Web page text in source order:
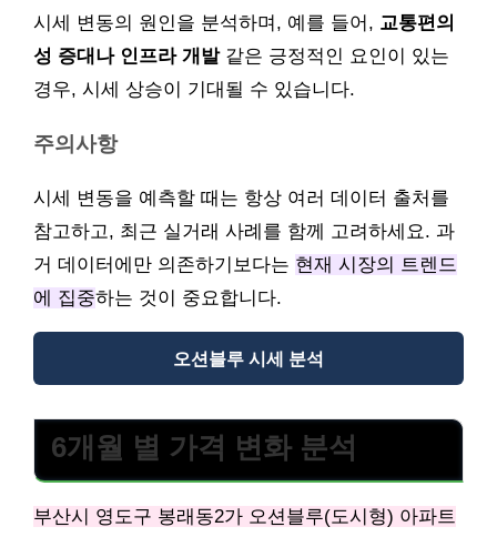
시세 변동의 원인을 분석하며, 예를 들어, 교통편의
성 증대나 인프라 개발같은 긍정적인 요인이 있는
경우, 시세 상승이 기대될 수 있습니다.
주의사항
시세 변동을 예측할 때는 항상 여러 데이터 출처를
참고하고, 최근 실거래 사례를 함께 고려하세요. 과
거 데이터에만 의존하기보다는 현재 시장의 트렌드
에 집중하는 것이 중요합니다.
오션블루 시세 분석
6개월 별 가격 변화 분석
부산시 영도구 봉래동2가 오션블루(도시형) 아파트